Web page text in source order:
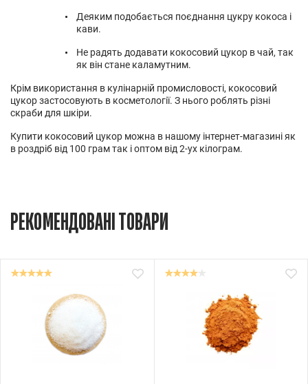
Деяким подобається поєднання цукру кокоса і
кави.
Не радять додавати кокосовий цукор в чай, так
як він стане каламутним.
Крім використання в кулінарній промисловості, кокосовий
цукор застосовують в косметології. З нього роблять різні
скраби для шкіри.
Купити кокосовий цукор можна в нашому інтернет-магазині як
в роздріб від 100 грам так і оптом від 2-ух кілограм.
РЕКОМЕНДОВАНІ ТОВАРИ